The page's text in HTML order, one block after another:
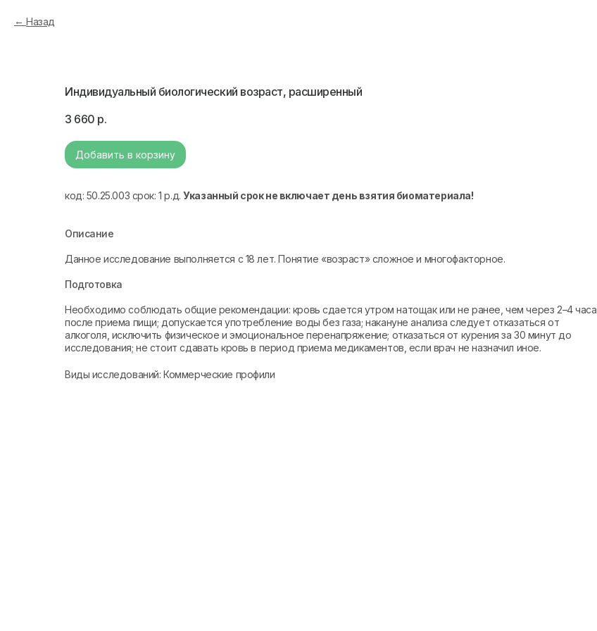
Назад
Индивидуальный биологический возраст, расширенный
3 660 р.
Добавить в корзину
код: 50.25.003 срок: 1 р.д.Указанный срок не включает день взятия биоматериала!
Описание
Данное исследование выполняется с 18 лет. Понятие «возраст» сложное и многофакторное.
Подготовка
Необходимо соблюдать общие рекомендации: кровь сдается утром натощак или не ранее, чем через 2–4 часа
после приема пищи; допускается употребление воды без газа; накануне анализа следует отказаться от
алкоголя, исключить физическое и эмоциональное перенапряжение; отказаться от курения за 30 минут до
исследования; не стоит сдавать кровь в период приема медикаментов, если врач не назначил иное.
Виды исследований: Коммерческие профили